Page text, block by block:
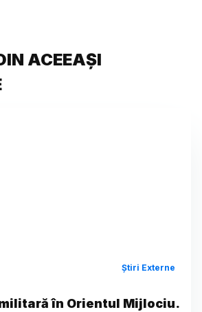
ACEEAȘI
Știri Externe
în Orientul Mijlociu.